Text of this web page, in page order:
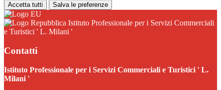
Accetta tutti Salva le preferenze
Istituto Professionale per i Servizi Commerciali
e Turistici ' L. Milani '
Contatti
Istituto Professionale per i Servizi Commerciali e Turistici ' L.
Milani '